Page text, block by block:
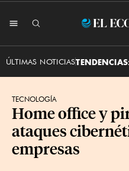
ÚLTIMAS NOTICIAS
TECNOLOGÍA
Home office y
ataques
empresas